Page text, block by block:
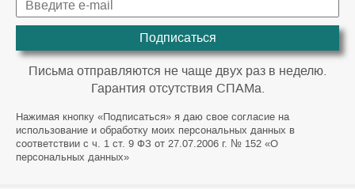
Подписаться
Письма отправляются не чаще двух раз в неделю.
Гарантия отсутствия СПАМа.
Нажимая кнопку «Подписаться» я даю свое согласие на
использование и обработку моих персональных данных в
соответствии с ч. 1 ст. 9 ФЗ от 27.07.2006 г. № 152 «О
персональных данных»